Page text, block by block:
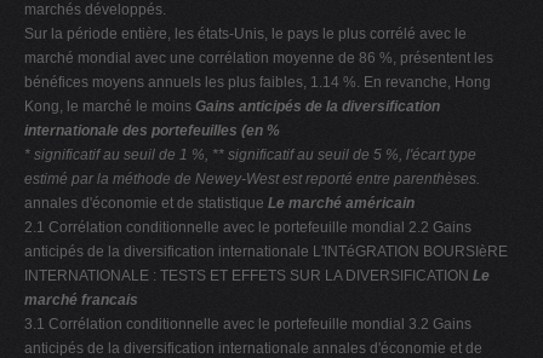
marchés développés.
Sur la période entière, les états-Unis, le pays le plus corrélé avec le
marché mondial avec une corrélation moyenne de 86 %, présentent les
bénéfices moyens annuels les plus faibles, 1.14 %. En revanche, Hong
Kong, le marché le moins Gains anticipés de la diversification
internationale des portefeuilles (en %
* significatif au seuil de 1 %, ** significatif au seuil de 5 %, l'écart type
estimé par la méthode de Newey-West est reporté entre parenthèses.
annales d'économie et de statistique Le marché américain
2.1 Corrélation conditionnelle avec le portefeuille mondial 2.2 Gains
anticipés de la diversification internationale L'INTéGRATION BOURSIèRE
INTERNATIONALE : TESTS ET EFFETS SUR LA DIVERSIFICATION Le
marché francais
3.1 Corrélation conditionnelle avec le portefeuille mondial 3.2 Gains
anticipés de la diversification internationale annales d'économie et de